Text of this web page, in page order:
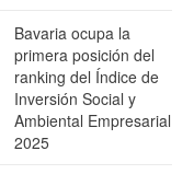
Bavaria ocupa la
primera posición del
ranking del Índice de
Inversión Social y
Ambiental Empresarial
2025